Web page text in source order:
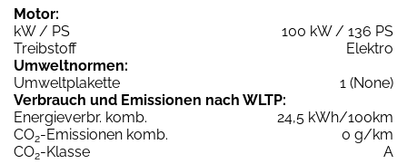
Motor:
kW / PS
100 kW / 136 PS
Treibstoff
Elektro
Umweltnormen:
Umweltplakette
1 (None)
Verbrauch und Emissionen nach WLTP:
Energieverbr. komb.
24,5 kWh/100km
CO2-Emissionen komb.
0 g/km
CO2-Klasse
A